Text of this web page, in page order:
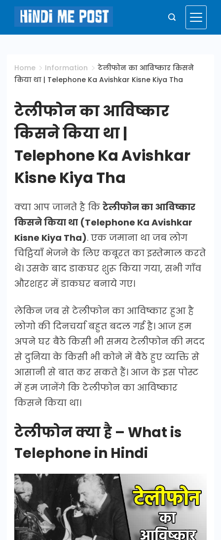
Skip
content
Hindi
Me
Post
Home Information
टेलीफोन का आविष्कार किसने
किया था | Telephone Ka Avishkar Kisne Kiya Tha
टेलीफोन का आविष्कार
किसने किया था |
Telephone Ka Avishkar
Kisne Kiya Tha
क्या आप जानते है कि टेलीफोन का आविष्कार
किसने किया था (Telephone Ka Avishkar
Kisne Kiya Tha). एक जमाना था जब लोग
चिट्ठियाँ भेजने के लिए कबूरत का इस्तेमाल करते
थे। उसके बाद डाकघर शुरू किया गया, सभी गाँव
औरशहर में डाकघर बनाये गए।
लेकिन जब से टेलीफोन का आविष्कार हुआ है
लोगो की दिनचर्या बहुत बदल गई है। आज हम
अपने घर बैठे किसी भी समय टेलीफोन की मदद
से दुनिया के किसी भी कोने में बैठे हुए व्यक्ति से
आसानी से बात कर सकते हैं। आज के इस पोस्ट
में हम जानेंगे कि टेलीफोन का आविष्कार
किसने किया था।
टेलीफोन क्या है – What is
Telephone in Hindi